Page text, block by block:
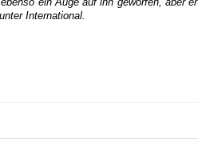
International.